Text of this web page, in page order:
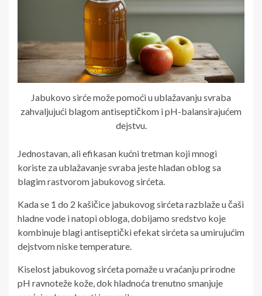
Jabukovo sirće može pomoći u ublažavanju svraba
zahvaljujući blagom antiseptičkom i pH-balansirajućem
dejstvu.
Jednostavan, ali efikasan kućni tretman koji mnogi
koriste za ublažavanje svraba jeste hladan oblog sa
blagim rastvorom jabukovog sirćeta.
Kada se 1 do 2 kašičice jabukovog sirćeta razblaže u čaši
hladne vode i natopi obloga, dobijamo sredstvo koje
kombinuje blagi antiseptički efekat sirćeta sa umirujućim
dejstvom niske temperature.
Kiselost jabukovog sirćeta pomaže u vraćanju prirodne
pH ravnoteže kože, dok hladnoća trenutno smanjuje